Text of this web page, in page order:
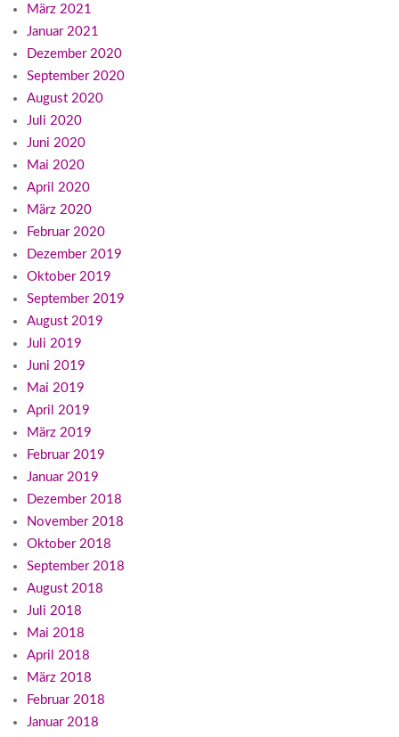
März 2021
Januar 2021
Dezember 2020
September 2020
August 2020
Juli 2020
Juni 2020
Mai 2020
April 2020
März 2020
Februar 2020
Dezember 2019
Oktober 2019
September 2019
August 2019
Juli 2019
Juni 2019
Mai 2019
April 2019
März 2019
Februar 2019
Januar 2019
Dezember 2018
November 2018
Oktober 2018
September 2018
August 2018
Juli 2018
Mai 2018
April 2018
März 2018
Februar 2018
Januar 2018